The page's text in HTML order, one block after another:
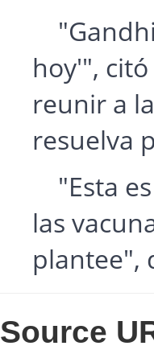
hoy'",
reunir a
resuelva
"Esta
las
plantee",
Source